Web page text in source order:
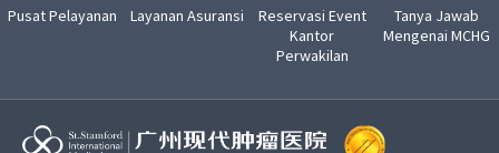
Pusat Pelayanan Layanan Asuransi
Reservasi Event
Kantor
Perwakilan
Tanya Jawab
Mengenai MCHG